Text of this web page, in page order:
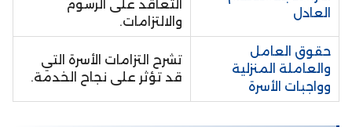
العادل
التعاقد على الرسوم
والالتزامات.
حقوق العامل
والعاملة المنزلية
وواجبات الأسرة
تشرح التزامات الأسرة التي
قد تؤثر على نجاح الخدمة.